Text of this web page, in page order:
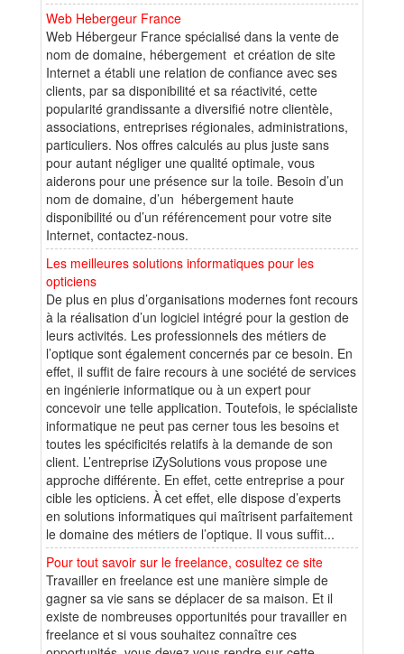
Web Hebergeur France
Web Hébergeur France spécialisé dans la vente de
nom de domaine, hébergement et création de site
Internet a établi une relation de confiance avec ses
clients, par sa disponibilité et sa réactivité, cette
popularité grandissante a diversifié notre clientèle,
associations, entreprises régionales, administrations,
particuliers. Nos offres calculés au plus juste sans
pour autant négliger une qualité optimale, vous
aiderons pour une présence sur la toile. Besoin d’un
nom de domaine, d’un hébergement haute
disponibilité ou d’un référencement pour votre site
Internet, contactez-nous.
Les meilleures solutions informatiques pour les
opticiens
De plus en plus d’organisations modernes font recours
à la réalisation d’un logiciel intégré pour la gestion de
leurs activités. Les professionnels des métiers de
l’optique sont également concernés par ce besoin. En
effet, il suffit de faire recours à une société de services
en ingénierie informatique ou à un expert pour
concevoir une telle application. Toutefois, le spécialiste
informatique ne peut pas cerner tous les besoins et
toutes les spécificités relatifs à la demande de son
client. L’entreprise iZySolutions vous propose une
approche différente. En effet, cette entreprise a pour
cible les opticiens. À cet effet, elle dispose d’experts
en solutions informatiques qui maîtrisent parfaitement
le domaine des métiers de l’optique. Il vous suffit...
Pour tout savoir sur le freelance, cosultez ce site
Travailler en freelance est une manière simple de
gagner sa vie sans se déplacer de sa maison. Et il
existe de nombreuses opportunités pour travailler en
freelance et si vous souhaitez connaître ces